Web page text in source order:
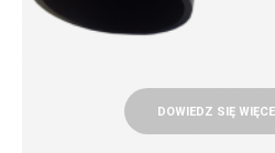
DOWIEDZ SIĘ